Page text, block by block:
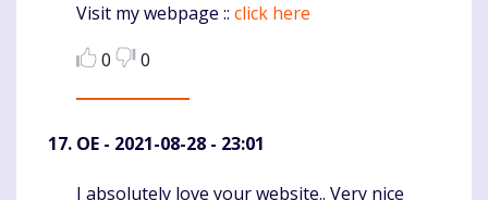
Visit my webpage :: click here
0
0
OE - 2021-08-28 - 23:01
I absolutely love your website.. Very nice